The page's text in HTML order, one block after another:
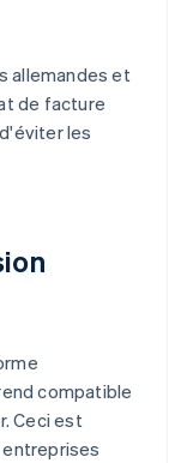
allemandes et
de facture
les
compatible
Ceci est